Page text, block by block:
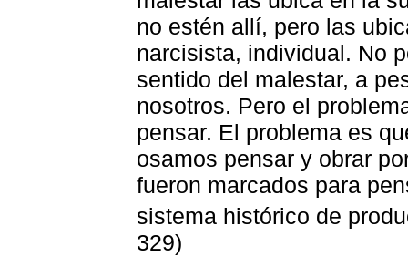
no estén allí, pero las
narcisista, individual. No
sentido del malestar, a
nosotros. Pero el
pensar. El problema es
osamos pensar y obrar
fueron marcados para
sistema histórico de
329)